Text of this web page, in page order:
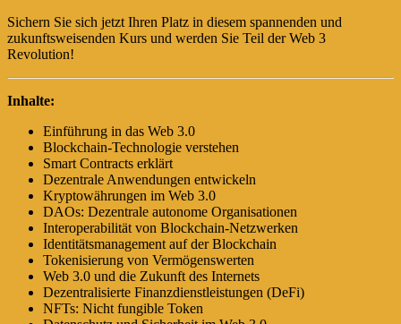
Sichern Sie sich jetzt Ihren Platz in diesem spannenden und
zukunftsweisenden Kurs und werden Sie Teil der Web 3
Revolution!
Inhalte:
Einführung in das Web 3.0
Blockchain-Technologie verstehen
Smart Contracts erklärt
Dezentrale Anwendungen entwickeln
Kryptowährungen im Web 3.0
DAOs: Dezentrale autonome Organisationen
Interoperabilität von Blockchain-Netzwerken
Identitätsmanagement auf der Blockchain
Tokenisierung von Vermögenswerten
Web 3.0 und die Zukunft des Internets
Dezentralisierte Finanzdienstleistungen (DeFi)
NFTs: Nicht fungible Token